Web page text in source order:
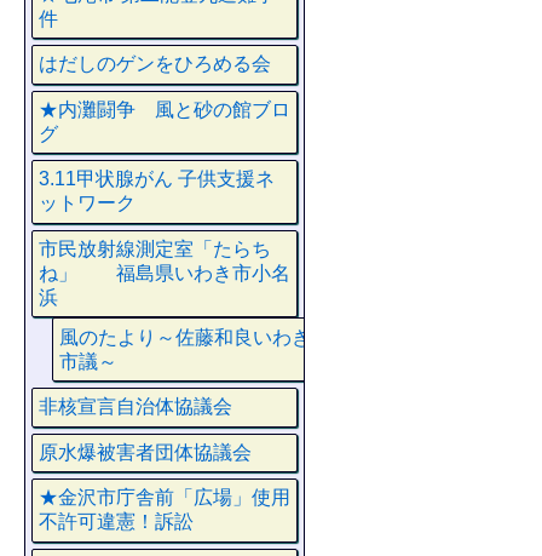
件
はだしのゲンをひろめる会
★内灘闘争 風と砂の館ブロ
グ
3.11甲状腺がん 子供支援ネ
ットワーク
市民放射線測定室「たらち
ね」 福島県いわき市小名
浜
風のたより～佐藤和良いわき
市議～
非核宣言自治体協議会
原水爆被害者団体協議会
★金沢市庁舎前「広場」使用
不許可違憲！訴訟